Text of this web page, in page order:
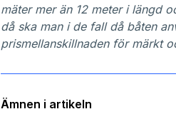
mäter mer än 12 meter i längd
då ska man i de fall då båten
prismellanskillnaden för märkt
Ämnen i artikeln